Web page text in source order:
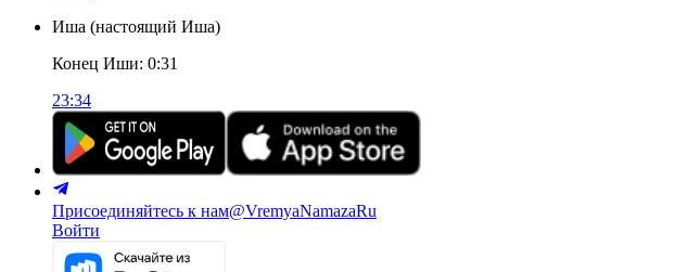
Иша (настоящий Иша)
Конец Иши: 0:31
23:34
Присоединяйтесь к нам@VremyaNamazaRu
Войти